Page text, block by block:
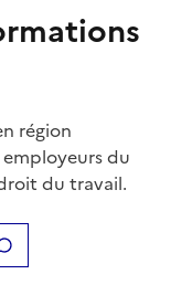
région
du
du travail.